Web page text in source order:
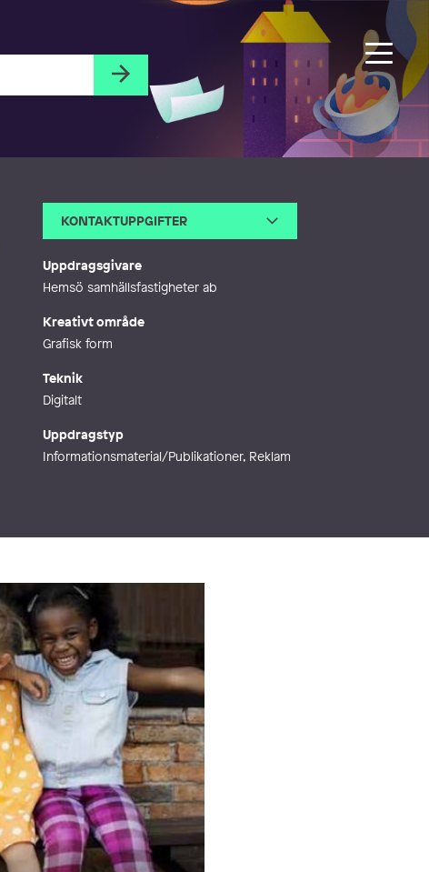
KONTAKTUPPGIFTER
Uppdragsgivare
Hemsö samhällsfastigheter ab
Kreativt område
Grafisk form
Teknik
Digitalt
Uppdragstyp
Informationsmaterial/Publikationer, Reklam